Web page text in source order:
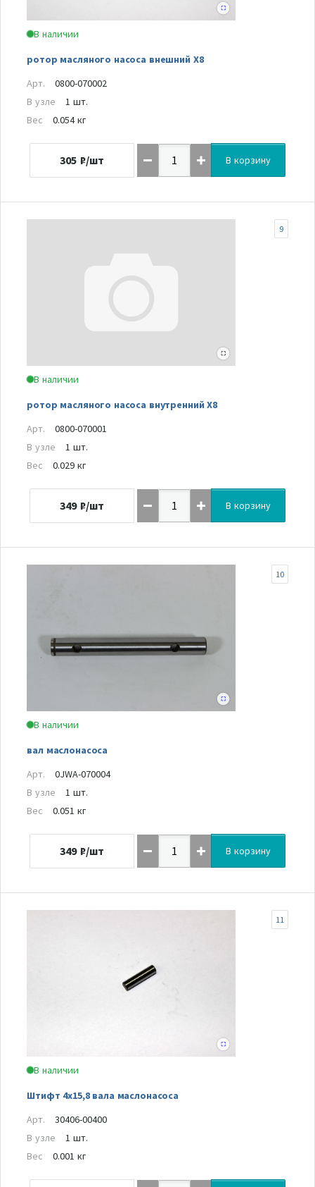
В наличии
ротор масляного насоса внешний Х8
Арт.
0800-070002
В узле
1 шт.
Вес
0.054 кг
305 ₽/шт В корзину
В наличии
ротор масляного насоса внутренний Х8
9
Арт.
0800-070001
В узле
1 шт.
Вес
0.029 кг
349 ₽/шт В корзину
В наличии
вал маслонасоса
10
Арт.
0JWA-070004
В узле
1 шт.
Вес
0.051 кг
349 ₽/шт В корзину
В наличии
Штифт 4х15,8 вала маслонасоса
11
Арт.
30406-00400
В узле
1 шт.
Вес
0.001 кг